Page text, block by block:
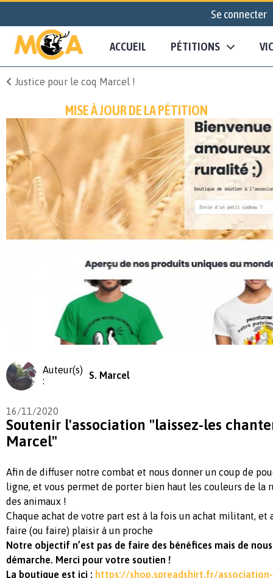
Se connecter
ACCUEIL PÉTITIONS
Justice pour le coq Marcel !
MISE À JOUR DE LA PÉTITION
Auteur(s)
:
S. Marcel
16/11/2020
Soutenir l'association "laissez-les
Marcel"
Afin de diffuser notre combat et nous donner un coup de
ligne, et vous permet de porter bien haut les couleurs de la
des animaux !
Chaque achat de votre part est à la fois un achat militant, et
faire (ou faire) plaisir à un proche
Notre objectif n’est pas de faire des bénéfices mais de
démarche. Merci pour votre soutien !
La boutique est ici : https://shop.spreadshirt.fr/